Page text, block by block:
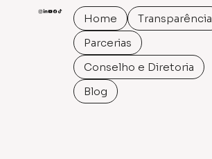
Home
Transparência
Parcerias
Conselho e Diretoria
Blog